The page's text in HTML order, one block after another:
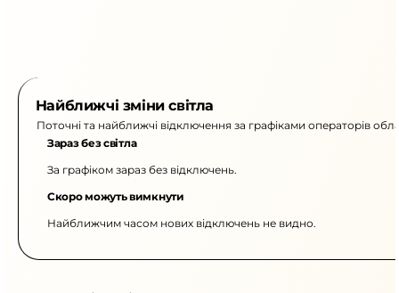
Найближчі зміни світла
Поточні та найближчі відключення за графіками операторів
Зараз без світла
За графіком зараз без відключень.
Скоро можуть вимкнути
Найближчим часом нових відключень не видно.